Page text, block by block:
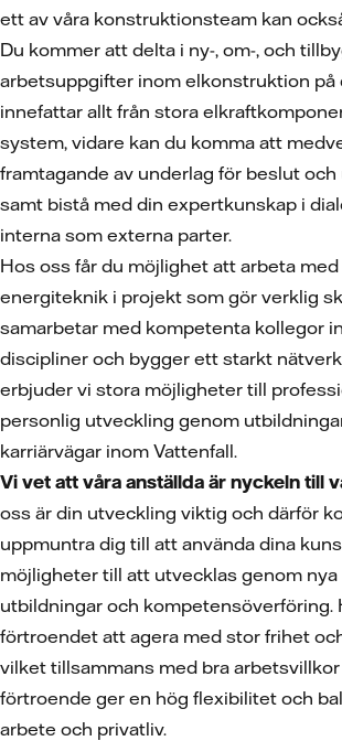
ett av våra konstruktionsteam kan
Du kommer att delta i ny-, om-, och
arbetsuppgifter inom elkonstruktion på
innefattar allt från stora
system, vidare kan du komma att
framtagande av underlag för beslut
samt bistå med din expertkunskap i
interna som externa parter.
Hos oss får du möjlighet att arbeta
energiteknik i projekt som gör verklig
samarbetar med kompetenta kollegor
discipliner och bygger ett starkt
erbjuder vi stora möjligheter till
personlig utveckling genom
karriärvägar inom Vattenfall.
Vi vet att våra anställda är nyckeln till
oss är din utveckling viktig och därför
uppmuntra dig till att använda dina
möjligheter till att utvecklas genom nya
utbildningar och kompetensöverföring.
förtroendet att agera med stor frihet
vilket tillsammans med bra
förtroende ger en hög flexibilitet och
arbete och privatliv.